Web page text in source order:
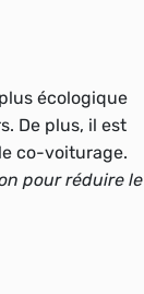
écologique
De plus, il est
co-voiturage.
pour réduire le